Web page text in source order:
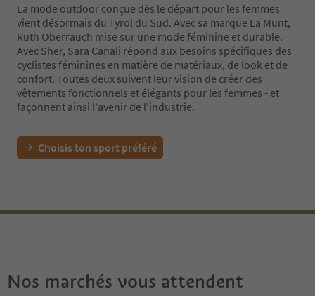
La mode outdoor conçue dès le départ pour les femmes
vient désormais du Tyrol du Sud. Avec sa marque La Munt,
Ruth Oberrauch mise sur une mode féminine et durable.
Avec Sher, Sara Canali répond aux besoins spécifiques des
cyclistes féminines en matière de matériaux, de look et de
confort. Toutes deux suivent leur vision de créer des
vêtements fonctionnels et élégants pour les femmes - et
façonnent ainsi l'avenir de l'industrie.
Choisis ton sport préféré
Nos marchés vous attendent